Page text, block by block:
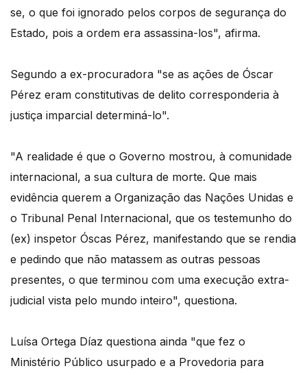
se, o que foi ignorado pelos corpos de segurança do
Estado, pois a ordem era assassina-los", afirma.
Segundo a ex-procuradora "se as ações de Óscar
Pérez eram constitutivas de delito corresponderia à
justiça imparcial determiná-lo".
"A realidade é que o Governo mostrou, à comunidade
internacional, a sua cultura de morte. Que mais
evidência querem a Organização das Nações Unidas e
o Tribunal Penal Internacional, que os testemunho do
(ex) inspetor Óscas Pérez, manifestando que se rendia
e pedindo que não matassem as outras pessoas
presentes, o que terminou com uma execução extra-
judicial vista pelo mundo inteiro", questiona.
Luísa Ortega Díaz questiona ainda "que fez o
Ministério Público usurpado e a Provedoria para